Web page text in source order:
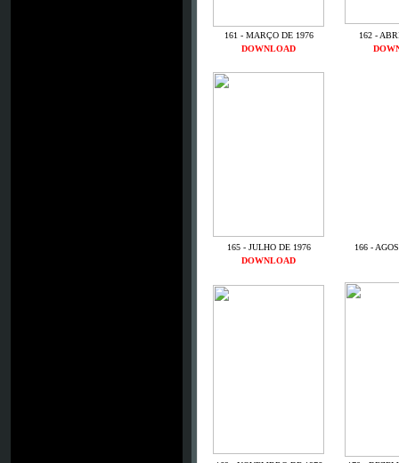
161 - MARÇO DE 1976
162 -
DOWNLOAD
165 - JULHO DE 1976
166 -
DOWNLOAD